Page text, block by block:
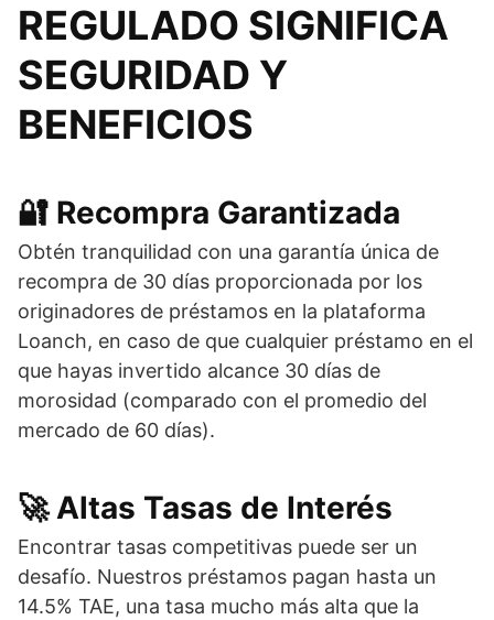
REGULADO SIGNIFICA
SEGURIDAD Y
BENEFICIOS
🔐 ​Recompra Garantizada
Obtén tranquilidad con una garantía única de
recompra de 30 días proporcionada por los
originadores de préstamos en la plataforma
Loanch, en caso de que cualquier préstamo en el
que hayas invertido alcance 30 días de
morosidad (comparado con el promedio del
mercado de 60 días).
🚀​ Altas Tasas de Interés
Encontrar tasas competitivas puede ser un
desafío. Nuestros préstamos pagan hasta un
14.5% TAE, una tasa mucho más alta que la